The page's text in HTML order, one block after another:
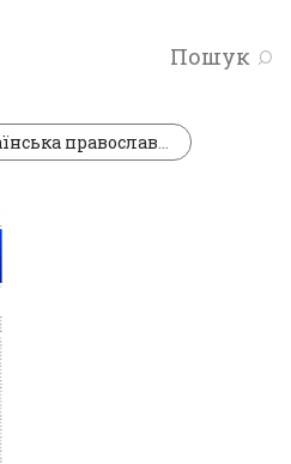
Пошук
церква Київського патріархату”